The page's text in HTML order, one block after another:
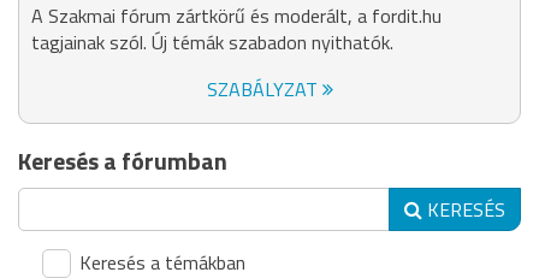
A Szakmai fórum zártkörű és moderált, a fordit.hu
tagjainak szól. Új témák szabadon nyithatók.
SZABÁLYZAT
Keresés a fórumban
KERESÉS
Keresés a témákban